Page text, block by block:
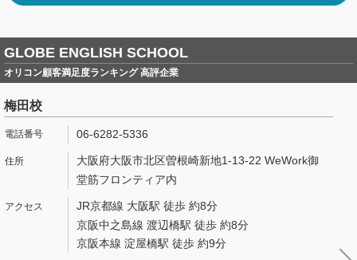
GLOBE ENGLISH SCHOOL
オリコン顧客満足度ランキング 高評企業
梅田校
06-6282-5336
大阪府大阪市北区曽根崎新地1-13-22 WeWork御
堂筋フロンティア内
JR京都線 大阪駅 徒歩 約8分
京阪中之島線 渡辺橋駅 徒歩 約8分
京阪本線 淀屋橋駅 徒歩 約9分